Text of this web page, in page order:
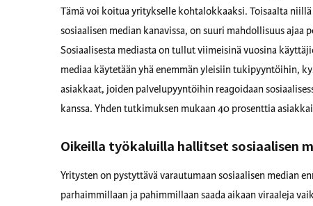
Tämä voi koitua yritykselle kohtalokkaaksi. Toisaalta
sosiaalisen median kanavissa, on suuri mahdollisuus
Sosiaalisesta mediasta on tullut viimeisinä vuosina
mediaa käytetään yhä enemmän yleisiin tukipyyntöihin,
asiakkaat, joiden palvelupyyntöihin reagoidaan
kanssa. Yhden tutkimuksen mukaan 40 prosenttia
Oikeilla työkaluilla hallitset sosiaalisen
Yritysten on pystyttävä varautumaan sosiaalisen median
parhaimmillaan ja pahimmillaan saada aikaan viraaleja